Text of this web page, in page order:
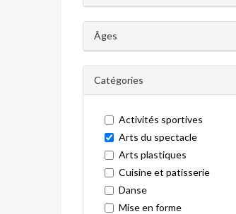
Âges
Catégories
Activités sportives
Arts du spectacle
Arts plastiques
Cuisine et patisserie
Danse
Mise en forme